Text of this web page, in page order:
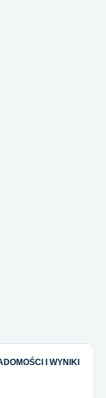
I WYNIKI